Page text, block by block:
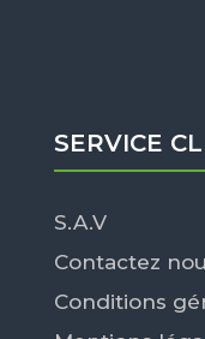
SERVICE
S.A.V
Contactez
Conditions